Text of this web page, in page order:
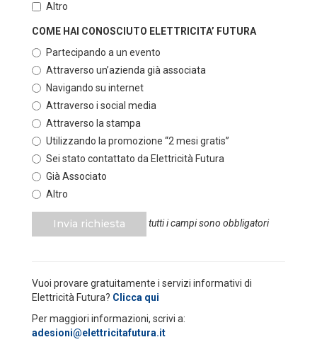
Altro
COME HAI CONOSCIUTO ELETTRICITA’ FUTURA
Partecipando a un evento
Attraverso un’azienda già associata
Navigando su internet
Attraverso i social media
Attraverso la stampa
Utilizzando la promozione “2 mesi gratis”
Sei stato contattato da Elettricità Futura
Già Associato
Altro
Invia richiesta tutti i campi sono obbligatori
Vuoi provare gratuitamente i servizi informativi di
Elettricità Futura? Clicca qui
Per maggiori informazioni, scrivi a:
adesioni@elettricitafutura.it